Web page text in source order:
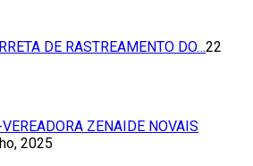
DE RASTREAMENTO DO…22
ZENAIDE NOVAIS
2025